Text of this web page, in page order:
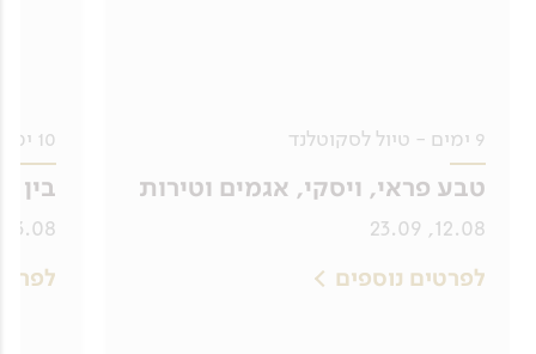
9 ימים - טיול לסקוטלנד
טבע פראי, ויסקי, אגמים וטירות
12.08, 23.09
לפרטים נוספים
10 ימים - טיול לאיים האזוריים
בין
23.08, 15.09, 22.09, 27.10